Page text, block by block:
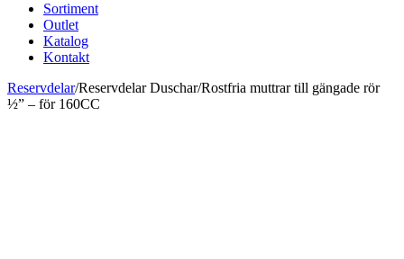
Sortiment
Outlet
Katalog
Kontakt
Reservdelar/Reservdelar Duschar/Rostfria muttrar till gängade rör
½” – för 160CC